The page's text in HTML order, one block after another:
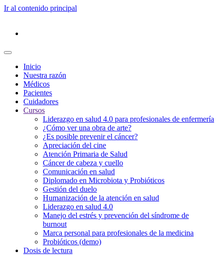
Ir al contenido principal
Inicio
Nuestra razón
Médicos
Pacientes
Cuidadores
Cursos
Liderazgo en salud 4.0 para profesionales de enfermería
¿Cómo ver una obra de arte?
¿Es posible prevenir el cáncer?
Apreciación del cine
Atención Primaria de Salud
Cáncer de cabeza y cuello
Comunicación en salud
Diplomado en Microbiota y Probióticos
Gestión del duelo
Humanización de la atención en salud
Liderazgo en salud 4.0
Manejo del estrés y prevención del síndrome de
burnout
Marca personal para profesionales de la medicina
Probióticos (demo)
Dosis de lectura